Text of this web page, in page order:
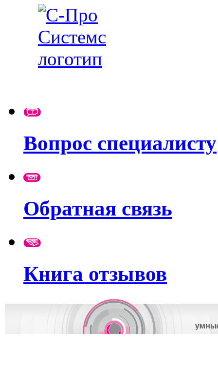
Вопрос специалисту
Обратная связь
Книга отзывов